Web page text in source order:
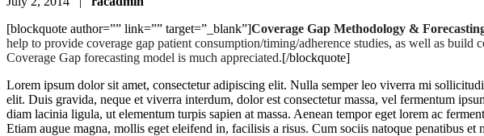
[blockquote author=”” link=”” target=”_blank”]Coverage Gap Methodology &
help to provide coverage gap patient consumption/timing/adherence studies, as well as
Coverage Gap forecasting model is much appreciated.[/blockquote]
Lorem ipsum dolor sit amet, consectetur adipiscing elit. Nulla semper leo viverra mi
elit. Duis gravida, neque et viverra interdum, dolor est consectetur massa, vel fermentum
diam lacinia ligula, ut elementum turpis sapien at massa. Aenean tempor eget lorem ac
Etiam augue magna, mollis eget eleifend in, facilisis a risus. Cum sociis natoque penatibus et